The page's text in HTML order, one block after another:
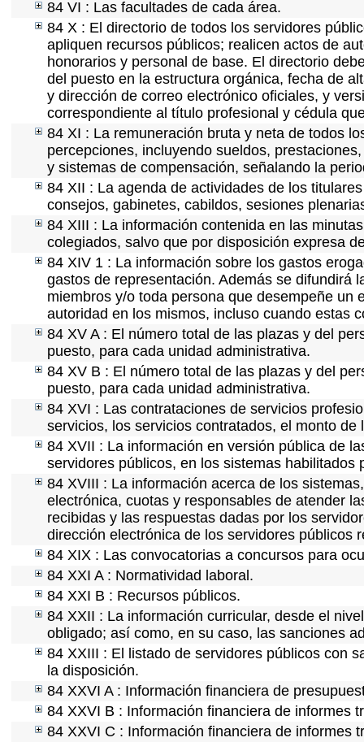
84 VI : Las facultades de cada área.
84 X : El directorio de todos los servidores
apliquen recursos públicos; realicen actos de
honorarios y personal de base. El directorio
del puesto en la estructura orgánica, fecha de
y dirección de correo electrónico oficiales, y
correspondiente al título profesional y cédula
84 XI : La remuneración bruta y neta de todos
percepciones, incluyendo sueldos,
y sistemas de compensación, señalando la
84 XII : La agenda de actividades de los
consejos, gabinetes, cabildos, sesiones
84 XIII : La información contenida en las
colegiados, salvo que por disposición expresa
84 XIV 1 : La información sobre los gastos
gastos de representación. Además se difundirá
miembros y/o toda persona que desempeñe
autoridad en los mismos, incluso cuando estas
84 XV A : El número total de las plazas y del
puesto, para cada unidad administrativa.
84 XV B : El número total de las plazas y del
puesto, para cada unidad administrativa.
84 XVI : Las contrataciones de servicios
servicios, los servicios contratados, el monto
84 XVII : La información en versión pública de
servidores públicos, en los sistemas habilitados
84 XVIII : La información acerca de los
electrónica, cuotas y responsables de atender
recibidas y las respuestas dadas por los
dirección electrónica de los servidores públicos
84 XIX : Las convocatorias a concursos para
84 XXI A : Normatividad laboral.
84 XXI B : Recursos públicos.
84 XXII : La información curricular, desde el
obligado; así como, en su caso, las sanciones
84 XXIII : El listado de servidores públicos con
la disposición.
84 XXVI A : Información financiera de
84 XXVI B : Información financiera de informes
84 XXVI C : Información financiera de informes